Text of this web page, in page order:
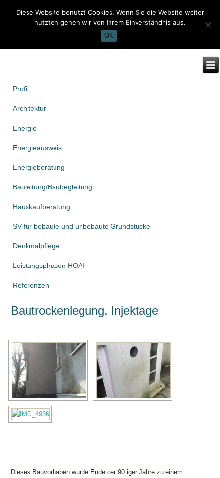
Profil
Architektur
Energie
Energieausweis
Energieberatung
Bauleitung/Baubegleitung
Hauskaufberatung
SV für bebaute und unbebaute Grundstücke
Denkmalpflege
Leistungsphasen HOAI
Referenzen
Bautrockenlegung, Injektage
Dieses Bauvorhaben wurde Ende der 90 iger Jahre zu einem
Diese Website benutzt Cookies. Wenn Sie die Website weiter
nutzten gehen wir von Ihrem Einverständnis aus.
OK